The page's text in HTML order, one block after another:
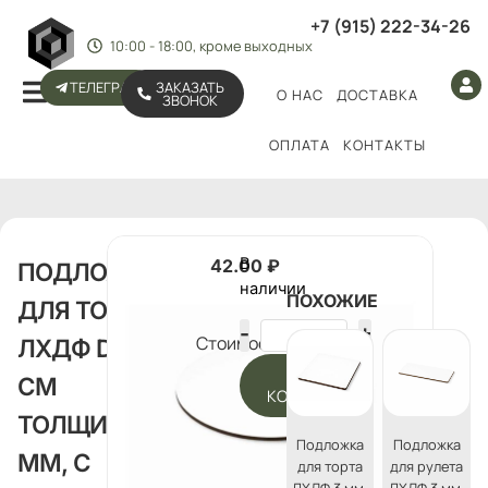
+7 (915) 222-34-26
10:00 - 18:00, кроме выходных
ТЕЛЕГРАМ ЗАКАЗАТЬ
ЗВОНОК О НАС ДОСТАВКА
ОПЛАТА КОНТАКТЫ
ПОДЛОЖКА
ДЛЯ ТОРТА
ЛХДФ D 28
СМ
ТОЛЩИНА 3
ММ, С
Стоимость:
42.00 ₽
В
наличии
В
КОРЗИНУ
ПОХОЖИЕ
Подложка
для торта
Подложка
для рулета